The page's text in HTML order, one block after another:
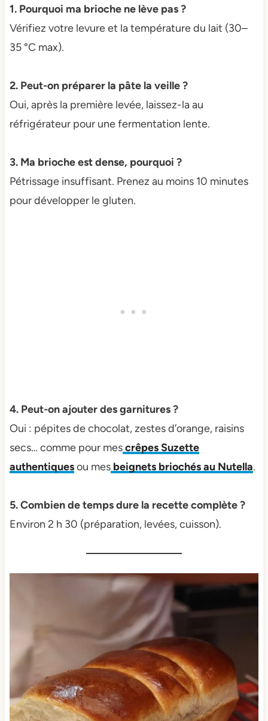
1. Pourquoi ma brioche ne lève pas ?
Vérifiez votre levure et la température du lait (30–
35 °C max).
2. Peut-on préparer la pâte la veille ?
Oui, après la première levée, laissez-la au
réfrigérateur pour une fermentation lente.
3. Ma brioche est dense, pourquoi ?
Pétrissage insuffisant. Prenez au moins 10 minutes
pour développer le gluten.
4. Peut-on ajouter des garnitures ?
Oui : pépites de chocolat, zestes d’orange, raisins
secs… comme pour mescrêpes Suzette
authentiquesou mesbeignets briochés au Nutella.
5. Combien de temps dure la recette complète ?
Environ 2 h 30 (préparation, levées, cuisson).